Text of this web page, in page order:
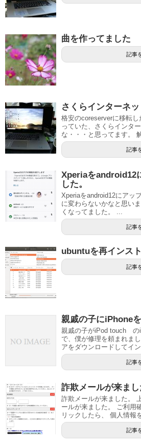
曲を作ってました
記事
さくらインターネ
格安のcoreserverに移転
っていた、さくらインタ
な・・・と思ってます。
記事
Xperiaをandroid12
した。
Xperiaをandroid12にアッ
に変わらないかなと思い
くなってました。 ...
記事
ubuntuを再インス
記事
親戚の子にiPhone
親戚の子がiPod touch の
で、僕が修理を頼まれま
アをダウンロードしてイン
記事
詐欺メールが来まし
詐欺メールが来ました。
ールが来ました。 ご利用
リックしたら、 個人情報
記事